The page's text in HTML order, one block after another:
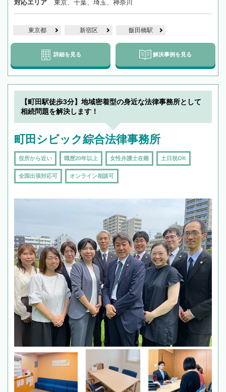
対応エリア 東京、千葉、埼玉、神奈川
東京都 新宿区 飯田橋駅
詳細を見る 解決事例を見る
【町田駅徒歩3分】地域密着型の身近な法律事務所として
相続問題を解決します！
町田シビック綜合法律事務所
役所から近い 職歴20年以上 女性弁護士在籍 土日祝OK
全国出張対応可 オンライン相談可